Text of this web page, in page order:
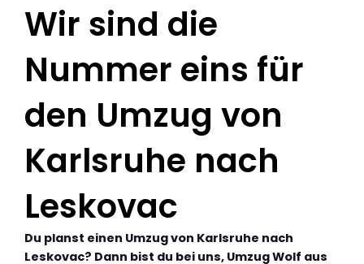
Wir sind die
Nummer eins für
den Umzug von
Karlsruhe nach
Leskovac
Du planst einen Umzug von Karlsruhe nach
Leskovac? Dann bist du bei uns, Umzug Wolf aus